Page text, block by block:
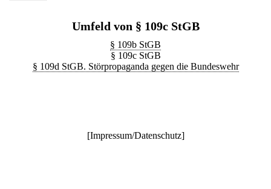
Umfeld von § 109c StGB
§ 109b StGB
§ 109c StGB
§ 109d StGB. Störpropaganda gegen die Bundeswehr
[Impressum/Datenschutz]